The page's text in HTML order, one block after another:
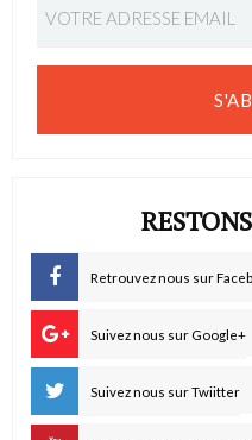
Retrouvez nous sur
Suivez nous sur Google+
Suivez nous sur Twiitter